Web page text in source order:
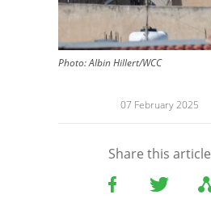
Photo:Albin Hillert/WCC
07 February 2025
Share this article